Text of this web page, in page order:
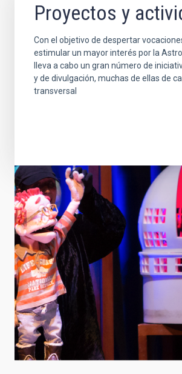
Proyectos y
Con el objetivo de despertar
estimular un mayor interés por la
lleva a cabo un gran número de
y de divulgación, muchas de ellas de
transversal